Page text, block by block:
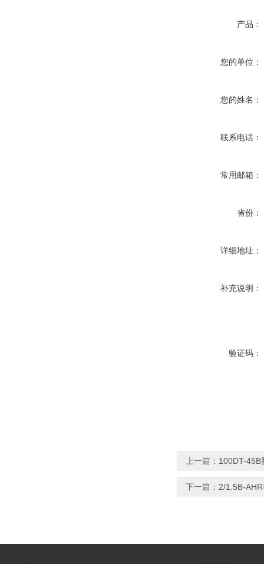
产品：
您的单位：
您的姓名：
联系电话：
常用邮箱：
省份：
详细地址：
补充说明：
验证码：
上一篇： 100DT-45B
下一篇： 2/1.5B-